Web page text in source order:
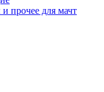
прочее для мачт